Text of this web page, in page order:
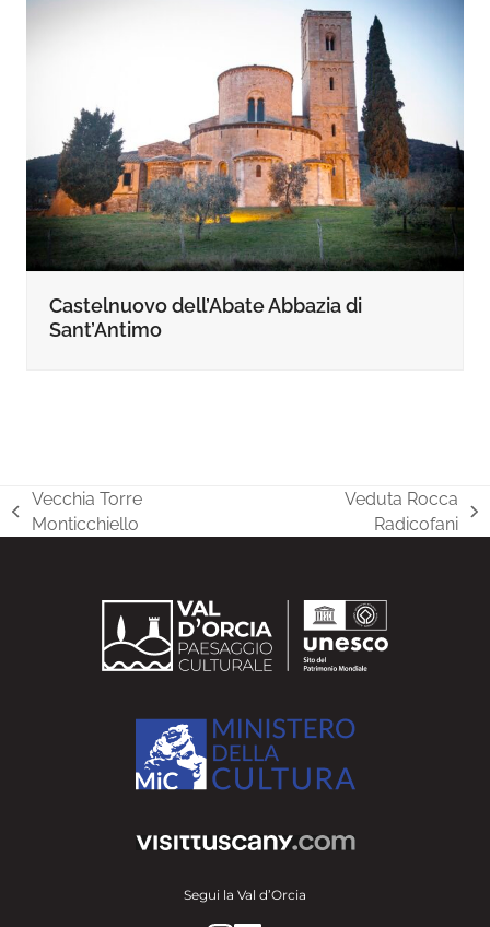
Castelnuovo dell’Abate Abbazia di
Sant’Antimo
post
Vecchia Torre
Monticchiello
Veduta Rocca
Radicofani
Segui la Val d’Orcia